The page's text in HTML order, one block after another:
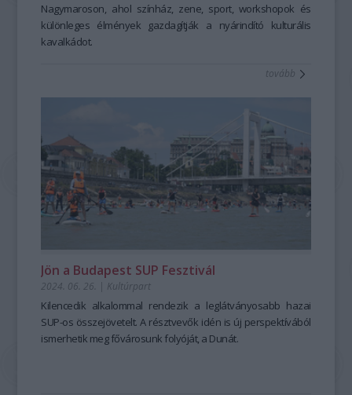
Nagymaroson, ahol színház, zene, sport, workshopok és
különleges élmények gazdagítják a nyárindító kulturális
kavalkádot.
tovább
Jön a Budapest SUP Fesztivál
2024. 06. 26. | Kultúrpart
Kilencedik alkalommal rendezik a leglátványosabb hazai
SUP-os összejövetelt. A résztvevők idén is új perspektívából
ismerhetik meg fővárosunk folyóját, a Dunát.